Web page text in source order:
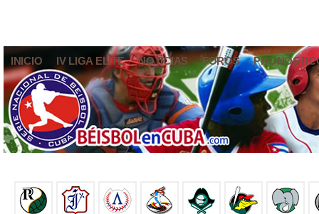
INICIO IV LIGA ELITE NOTICIAS FOROS